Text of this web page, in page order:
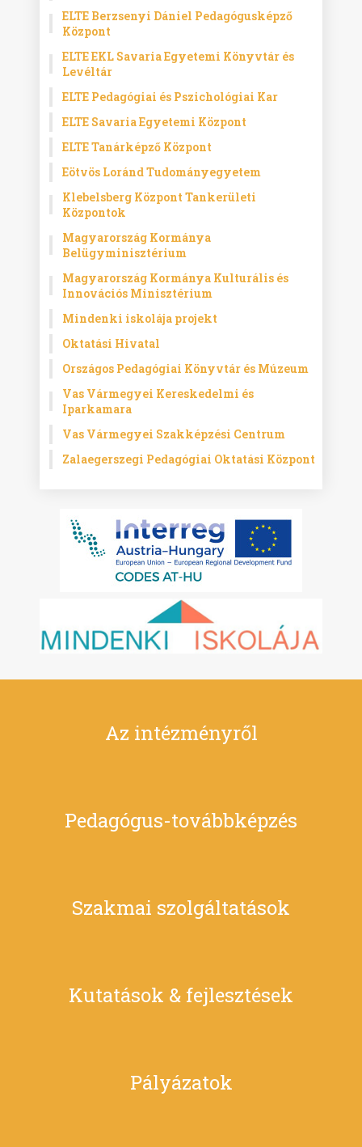
ELTE Berzsenyi Dániel Pedagógusképző
Központ
ELTE EKL Savaria Egyetemi Könyvtár és
Levéltár
ELTE Pedagógiai és Pszichológiai Kar
ELTE Savaria Egyetemi Központ
ELTE Tanárképző Központ
Eötvös Loránd Tudományegyetem
Klebelsberg Központ Tankerületi
Központok
Magyarország Kormánya
Belügyminisztérium
Magyarország Kormánya Kulturális és
Innovációs Minisztérium
Mindenki iskolája projekt
Oktatási Hivatal
Országos Pedagógiai Könyvtár és Múzeum
Vas Vármegyei Kereskedelmi és
Iparkamara
Vas Vármegyei Szakképzési Centrum
Zalaegerszegi Pedagógiai Oktatási Központ
Az intézményről
Pedagógus-továbbképzés
Szakmai szolgáltatások
Kutatások & fejlesztések
Pályázatok